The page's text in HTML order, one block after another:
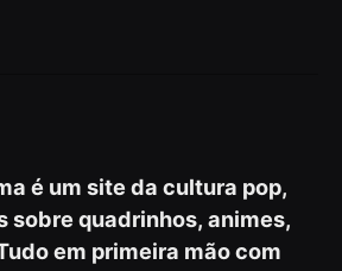
é um site da cultura pop,
sobre quadrinhos, animes,
em primeira mão com